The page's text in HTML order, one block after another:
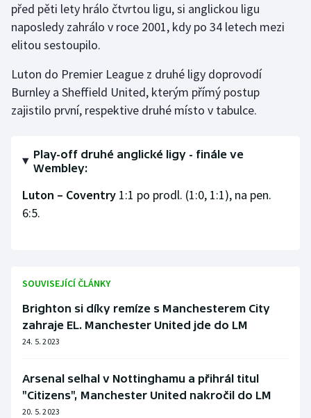
Moderní pětiboj
Motorsport
Olympijské hry
Parasport
Plážový volejbal
Ragby
Rychlostní kanoistika
Short track
Sportovní střelba
Stolní tenis
Triatlon
před pěti lety hrálo čtvrtou ligu, si anglickou ligu
naposledy zahrálo v roce 2001, kdy po 34 letech mezi
elitou sestoupilo.
Luton do Premier League z druhé ligy doprovodí
Burnley a Sheffield United, kterým přímý postup
zajistilo první, respektive druhé místo v tabulce.
Play-off druhé anglické ligy - finále ve
Wembley:
Luton – Coventry 1:1 po prodl. (1:0, 1:1), na pen.
6:5.
SOUVISEJÍCÍ ČLÁNKY
Brighton si díky remíze s Manchesterem City
zahraje EL. Manchester United jde do LM
24. 5. 2023
Arsenal selhal v Nottinghamu a přihrál titul
"Citizens", Manchester United nakročil do LM
20. 5. 2023